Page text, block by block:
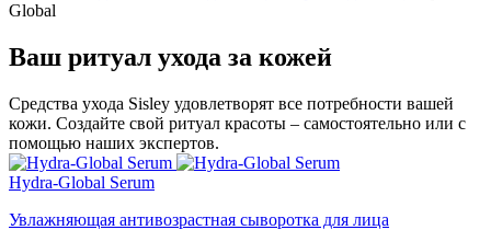
Global
Ваш ритуал ухода за кожей
Средства ухода Sisley удовлетворят все потребности вашей
кожи. Создайте свой ритуал красоты – самостоятельно или с
помощью наших экспертов.
Hydra-Global Serum
Увлажняющая антивозрастная сыворотка для лица